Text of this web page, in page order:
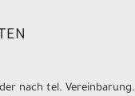
nach tel. Vereinbarung.